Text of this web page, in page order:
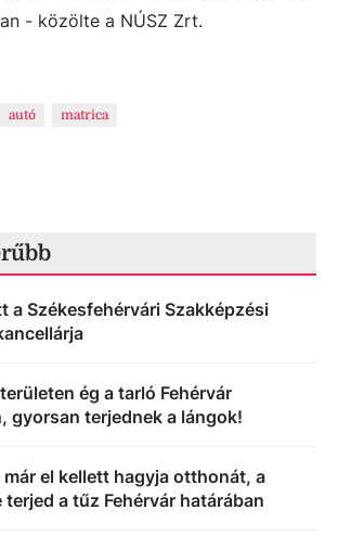
- közölte a NÚSZ Zrt.
autó matrica
a Székesfehérvári Szakképzési
ég a tarló Fehérvár
gyorsan terjednek a lángok!
el kellett hagyja otthonát, a
terjed a tűz Fehérvár határában